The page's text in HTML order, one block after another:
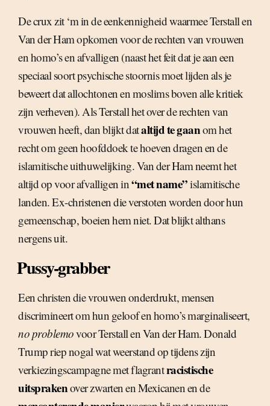
De crux zit ‘m in de eenkennigheid waarmee Terstall en
Van der Ham opkomen voor de rechten van vrouwen
en homo’s en afvalligen (naast het feit dat je aan een
speciaal soort psychische stoornis moet lijden als je
beweert dat allochtonen en moslims boven alle kritiek
zijn verheven). Als Terstall het over de rechten van
vrouwen heeft, dan blijkt dataltijd te gaanom het
recht om geen hoofddoek te hoeven dragen en de
islamitische uithuwelijking. Van der Ham neemt het
altijd op voor afvalligen in“met name”islamitische
landen. Ex-christenen die verstoten worden door hun
gemeenschap, boeien hem niet. Dat blijkt althans
nergens uit.
Pussy-grabber
Een christen die vrouwen onderdrukt, mensen
discrimineert om hun geloof en homo’s marginaliseert,
no problemovoor Terstall en Van der Ham. Donald
Trump riep nogal wat weerstand op tijdens zijn
verkiezingscampagne met flagrantracistische
uitsprakenover zwarten en Mexicanen en de